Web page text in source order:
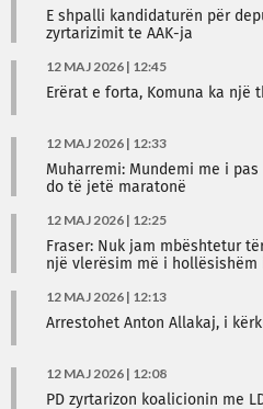
E shpalli kandidaturën për
zyrtarizimit te AAK-ja
12 MAJ 2026 | 12:45
Erërat e forta, Komuna ka një
12 MAJ 2026 | 12:33
Muharremi: Mundemi me i
do të jetë maratonë
12 MAJ 2026 | 12:25
Fraser: Nuk jam mbështetur
një vlerësim më i hollësishëm
12 MAJ 2026 | 12:13
Arrestohet Anton Allakaj, i
12 MAJ 2026 | 12:08
PD zyrtarizon koalicionin me